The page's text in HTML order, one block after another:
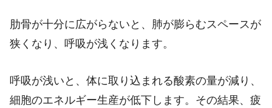
肋骨が十分に広がらないと、肺が膨らむスペースが
狭くなり、呼吸が浅くなります。
呼吸が浅いと、体に取り込まれる酸素の量が減り、
細胞のエネルギー生産が低下します。その結果、疲